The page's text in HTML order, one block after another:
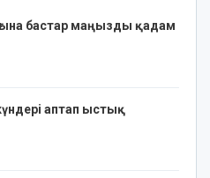
бастар маңызды қадам
аптап ыстық